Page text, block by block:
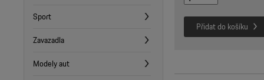
Sport
Zavazadla
Modely aut